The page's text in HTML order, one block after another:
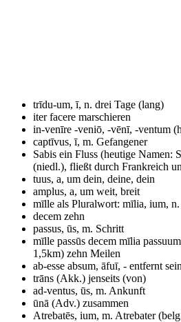
trīdu-um, ī, n. drei Tage (lang)
iter facere marschieren
in-venīre -veniō, -vēnī, -ventum
captīvus, ī, m. Gefangener
Sabis ein Fluss (heutige Namen:
(niedl.), fließt durch Frankreich
tuus, a, um dein, deine, dein
amplus, a, um weit, breit
mīlle als Pluralwort: mīlia, ium, n.
decem zehn
passus, ūs, m. Schritt
mīlle passūs decem mīlia passuum
1,5km) zehn Meilen
ab-esse absum, āfuī, - entfernt sein
trāns (Akk.) jenseits (von)
ad-ventus, ūs, m. Ankunft
ūnā (Adv.) zusammen
Atrebatēs, ium, m. Atrebater